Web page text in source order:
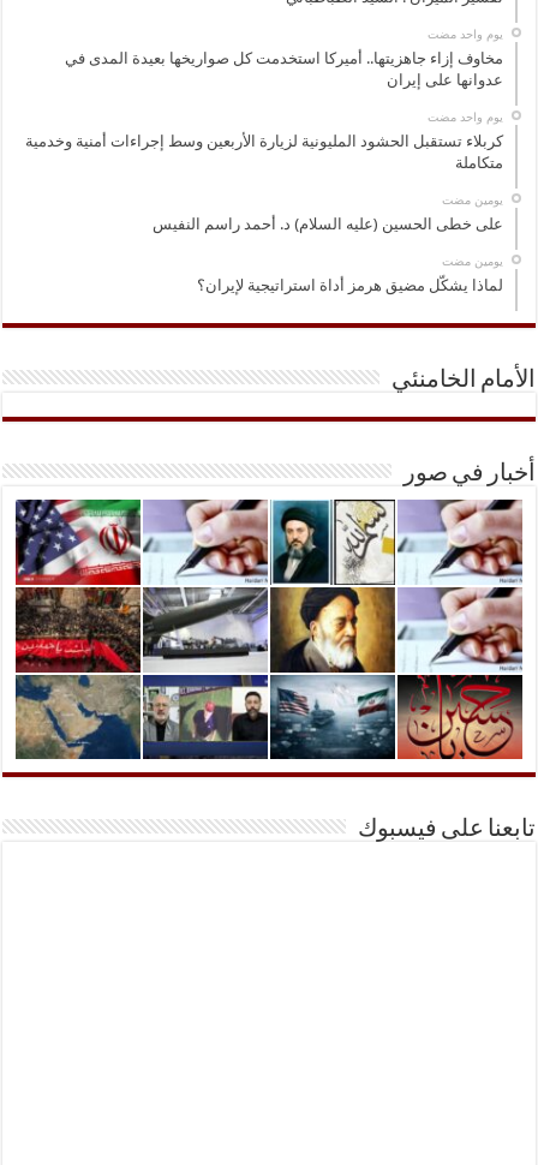
‏يوم واحد مضت
مخاوف إزاء جاهزيتها.. أميركا استخدمت كل صواريخها بعيدة المدى في
عدوانها على إيران
‏يوم واحد مضت
كربلاء تستقبل الحشود المليونية لزيارة الأربعين وسط إجراءات أمنية وخدمية
متكاملة
‏يومين مضت
على خطى الحسين (عليه السلام) د. أحمد راسم النفيس
‏يومين مضت
لماذا يشكّل مضيق هرمز أداة استراتيجية لإيران؟
الأمام الخامنئي
أخبار في صور
تابعنا على فيسبوك